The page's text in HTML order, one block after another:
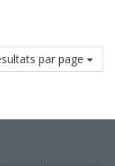
par page